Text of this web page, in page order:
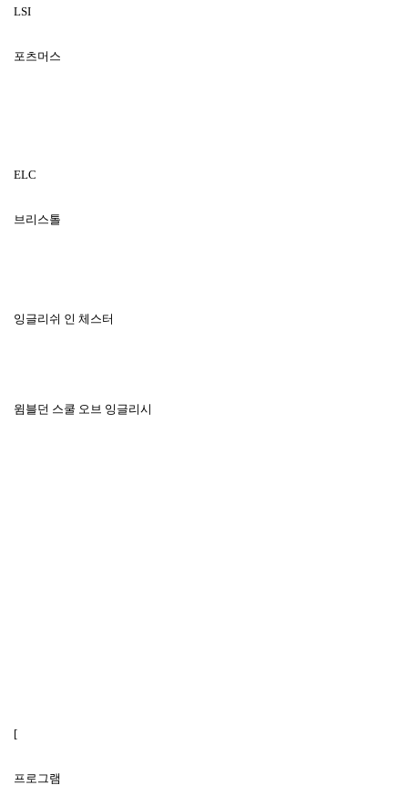
LSI
포츠머스
ELC
브리스톨
잉글리쉬 인 체스터
윔블던 스쿨 오브 잉글리시
[
프로그램